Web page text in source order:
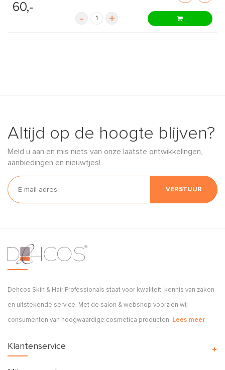
60,-
- +
Altijd op de hoogte blijven?
Meld u aan en mis niets van onze laatste ontwikkelingen,
aanbiedingen en nieuwtjes!
VERSTUUR
Dehcos Skin & Hair Professionals staat voor kwaliteit, kennis van zaken
en uitstekende service. Met de salon & webshop voorzien wij
consumenten van hoogwaardige cosmetica producten. Lees meer
Klantenservice